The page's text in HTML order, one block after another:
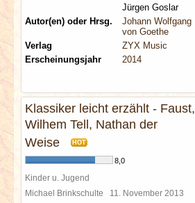
Jürgen Goslar
Autor(en) oder Hrsg.
Johann Wolfgang
von Goethe
Verlag
ZYX Music
Erscheinungsjahr
2014
Klassiker leicht erzählt - Faust,
Wilhem Tell, Nathan der
Weise
HOT
8,0
Kinder u. Jugend
Michael Brinkschulte 11. November 2013